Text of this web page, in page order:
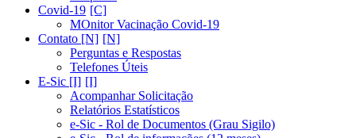
Covid-19
MOnitor Vacinação Covid-19
Contato [N]
Perguntas e Respostas
Telefones Úteis
E-Sic [I]
Acompanhar Solicitação
Relatórios Estatísticos
e-Sic - Rol de Documentos (Grau Sigilo)